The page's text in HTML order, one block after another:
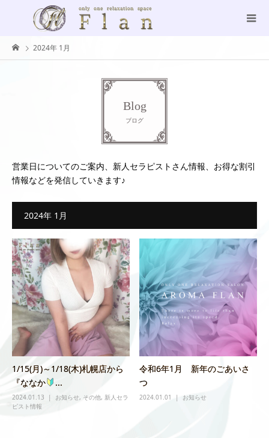
2024年 1月
Blog
ブログ
営業日についてのご案内、新人セラピストさん情報、お得な割引
情報などを発信していきます♪
2024年 1月
1/15(月)～1/18(木)札幌店から
『ななか
...
2024.01.13 お知らせ, その他, 新人セラ
ピスト情報
令和6年1月 新年のごあいさ
つ
2024.01.01 お知らせ